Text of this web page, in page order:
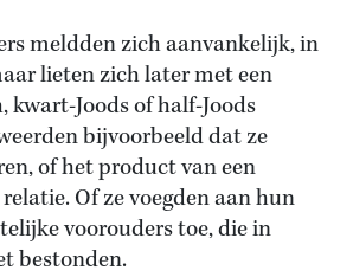
meldden zich aanvankelijk, in
lieten zich later met een
kwart-Joods of half-Joods
bijvoorbeeld dat ze
of het product van een
Of ze voegden aan hun
voorouders toe, die in
bestonden.